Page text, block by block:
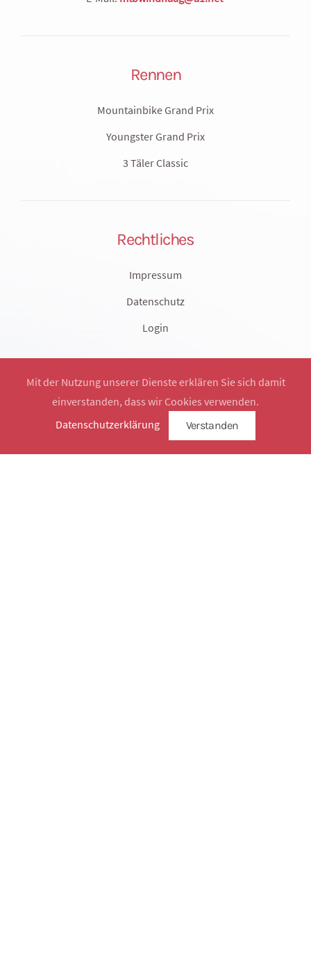
Rennen
Mountainbike Grand Prix
Youngster Grand Prix
3 Täler Classic
Rechtliches
Impressum
Datenschutz
Login
Mit der Nutzung unserer Dienste erklären Sie sich damit
einverstanden, dass wir Cookies verwenden.
Datenschutzerklärung
Verstanden